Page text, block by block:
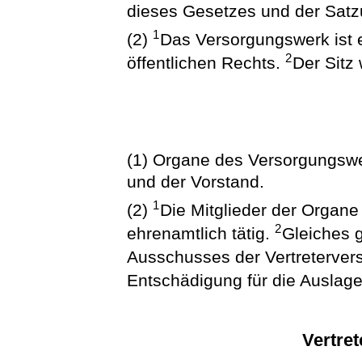
dieses Gesetzes und der
(2) 1Das Versorgungswerk ist
öffentlichen Rechts.2Der Sitz
(1) Organe des
und der Vorstand.
(2) 1Die Mitglieder der
ehrenamtlich tätig.2Gleiches
Ausschusses der
Entschädigung für die